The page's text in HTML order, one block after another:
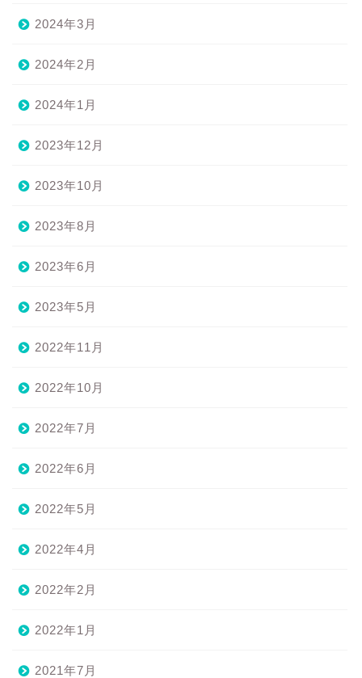
2024年3月
2024年2月
2024年1月
2023年12月
2023年10月
2023年8月
2023年6月
2023年5月
2022年11月
2022年10月
2022年7月
2022年6月
2022年5月
2022年4月
2022年2月
2022年1月
2021年7月